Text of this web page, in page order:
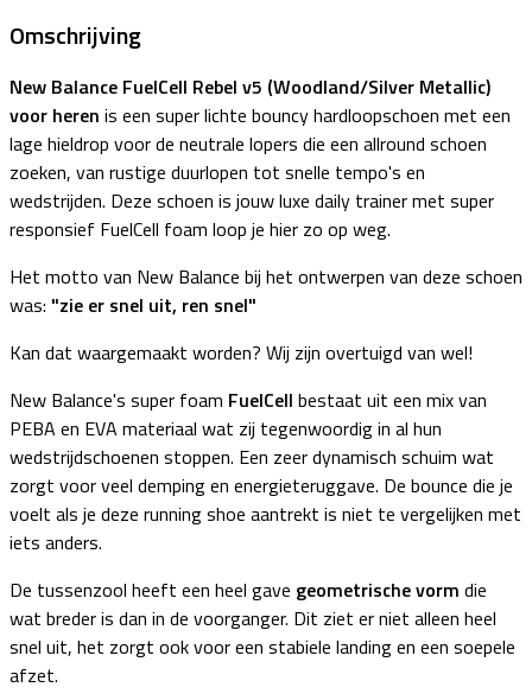
Omschrijving
New Balance FuelCell Rebel v5 (Woodland/Silver Metallic)
voor heren is een super lichte bouncy hardloopschoen met een
lage hieldrop voor de neutrale lopers die een allround schoen
zoeken, van rustige duurlopen tot snelle tempo's en
wedstrijden. Deze schoen is jouw luxe daily trainer met super
responsief FuelCell foam loop je hier zo op weg.
Het motto van New Balance bij het ontwerpen van deze schoen
was: "zie er snel uit, ren snel"
Kan dat waargemaakt worden? Wij zijn overtuigd van wel!
New Balance's super foam FuelCell bestaat uit een mix van
PEBA en EVA materiaal wat zij tegenwoordig in al hun
wedstrijdschoenen stoppen. Een zeer dynamisch schuim wat
zorgt voor veel demping en energieteruggave. De bounce die je
voelt als je deze running shoe aantrekt is niet te vergelijken met
iets anders.
De tussenzool heeft een heel gave geometrische vorm die
wat breder is dan in de voorganger. Dit ziet er niet alleen heel
snel uit, het zorgt ook voor een stabiele landing en een soepele
afzet.